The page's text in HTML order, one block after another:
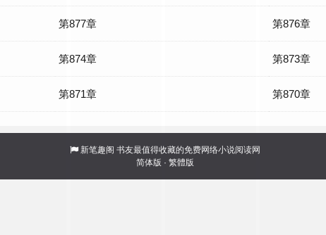
第877章 第876章
第874章 第873章
第871章 第870章
新笔趣阁 书友最值得收藏的免费网络小说阅读网
简体版 · 繁體版